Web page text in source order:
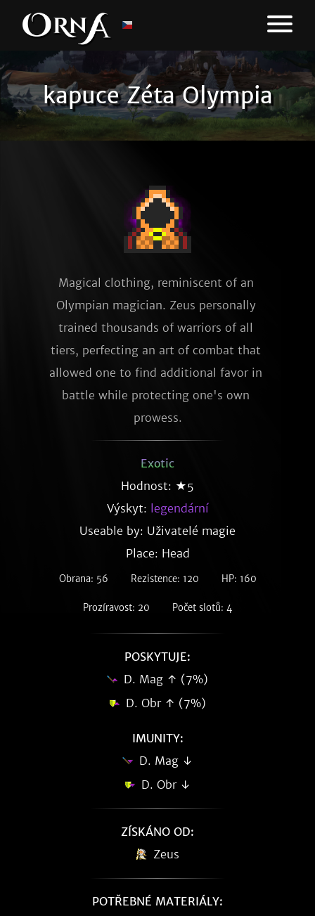
kapuce Zéta Olympia
Magical clothing, reminiscent of an
Olympian magician. Zeus personally
trained thousands of warriors of all
tiers, perfecting an art of combat that
allowed one to find additional favor in
battle while protecting one's own
prowess.
Exotic
Hodnost: ★5
Výskyt: legendární
Useable by: Uživatelé magie
Place: Head
Obrana: 56 Rezistence: 120 HP: 160
Prozíravost: 20 Počet slotů: 4
POSKYTUJE:
D. Mag ↑ (7%)
D. Obr ↑ (7%)
IMUNITY:
D. Mag ↓
D. Obr ↓
ZÍSKÁNO OD:
Zeus
POTŘEBNÉ MATERIÁLY: